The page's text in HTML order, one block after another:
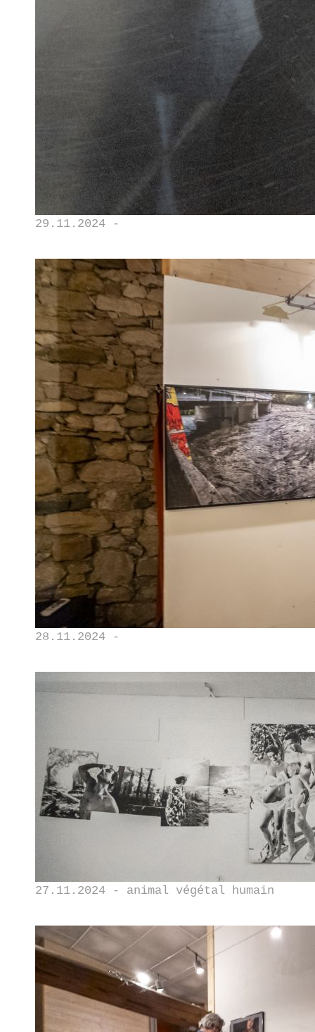
29.11.2024 -
28.11.2024 -
27.11.2024 - animal végétal humain